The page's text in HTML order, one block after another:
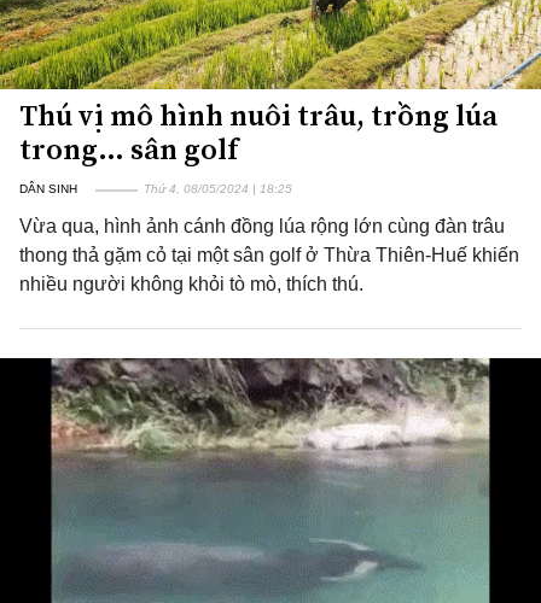
Thú vị mô hình nuôi trâu, trồng lúa
trong… sân golf
DÂN SINH Thứ 4, 08/05/2024 | 18:25
Vừa qua, hình ảnh cánh đồng lúa rộng lớn cùng đàn trâu
thong thả gặm cỏ tại một sân golf ở Thừa Thiên-Huế khiến
nhiều người không khỏi tò mò, thích thú.